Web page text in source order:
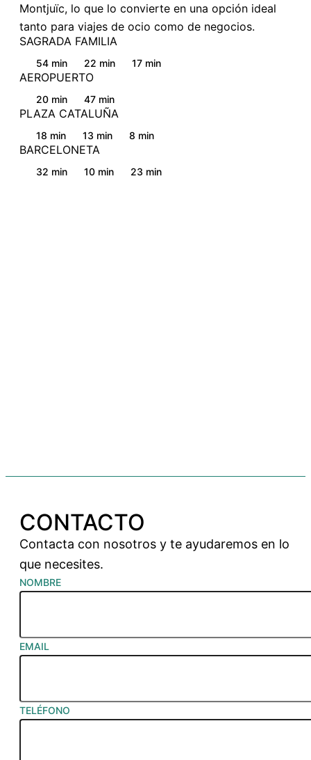
Montjuïc, lo que lo convierte en una opción ideal
tanto para viajes de ocio como de negocios.
SAGRADA FAMILIA
54 min 22 min 17 min
AEROPUERTO
20 min 47 min
PLAZA CATALUÑA
18 min 13 min 8 min
BARCELONETA
32 min 10 min 23 min
CONTACTO
Contacta con nosotros y te ayudaremos en lo
que necesites.
NOMBRE
EMAIL
TELÉFONO